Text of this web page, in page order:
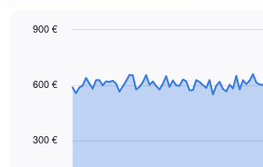
to
91
data
The
300 €
600 €
900 €